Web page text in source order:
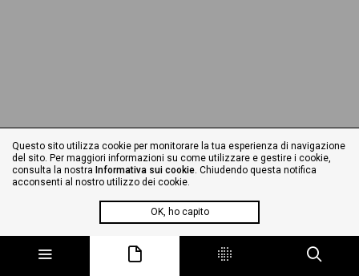
Questo sito utilizza cookie per monitorare la tua esperienza di navigazione
del sito. Per maggiori informazioni su come utilizzare e gestire i cookie,
consulta la nostra Informativa sui cookie. Chiudendo questa notifica
acconsenti al nostro utilizzo dei cookie.
OK, ho capito